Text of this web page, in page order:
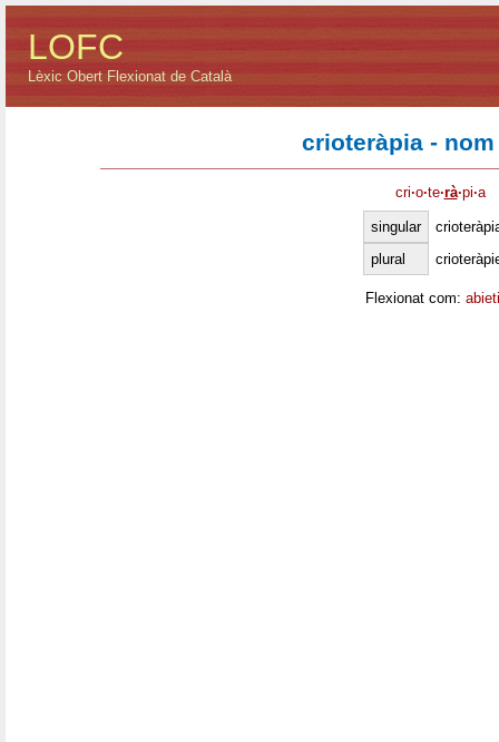
LOFC
Lèxic Obert Flexionat de Català
crioteràpia -
cri·o·te·rà·pi·a
singular
plural
Flexionat com: